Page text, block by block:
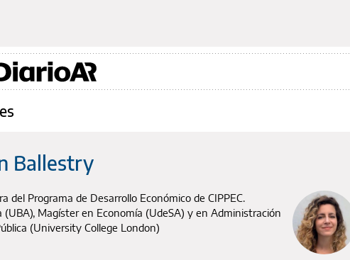
Ballestry
del Programa de Desarrollo Económico de CIPPEC.
(UBA), Magíster en Economía (UdeSA) y en Administración
(University College London)